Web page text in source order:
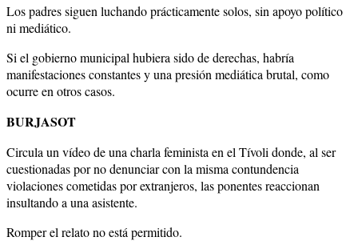
Los padres siguen luchando prácticamente solos, sin apoyo político
ni mediático.
Si el gobierno municipal hubiera sido de derechas, habría
manifestaciones constantes y una presión mediática brutal, como
ocurre en otros casos.
BURJASOT
Circula un vídeo de una charla feminista en el Tívoli donde, al ser
cuestionadas por no denunciar con la misma contundencia
violaciones cometidas por extranjeros, las ponentes reaccionan
insultando a una asistente.
Romper el relato no está permitido.